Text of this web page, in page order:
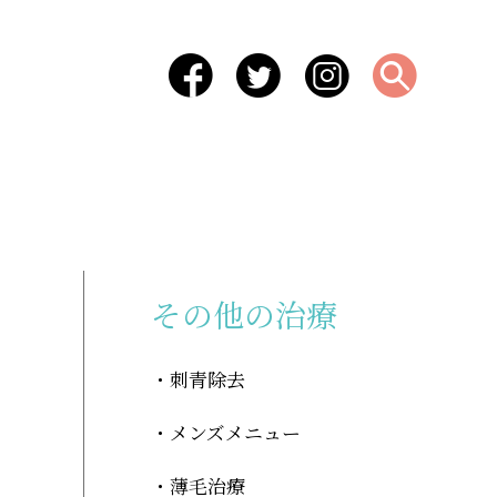
その他の治療
刺青除去
メンズメニュー
薄毛治療